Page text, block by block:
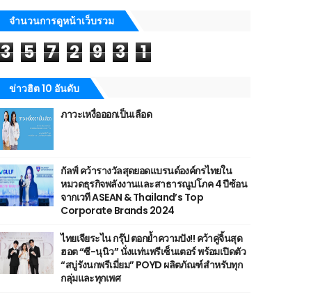
จำนวนการดูหน้าเว็บรวม
3 5 7 2 9 3 1
ข่าวฮิต 10 อันดับ
ภาวะเหงื่อออกเป็นเลือด
กัลฟ์ คว้ารางวัลสุดยอดแบรนด์องค์กรไทยใน
หมวดธุรกิจพลังงานและสาธารณูปโภค 4 ปีซ้อน
จากเวที ASEAN & Thailand’s Top
Corporate Brands 2024
ไทยเจียระไน กรุ๊ป ตอกย้ำความปัง!! คว้าคู่จิ้นสุด
ฮอต “ซี-นุนิว” นั่งแท่นพรีเซ็นเตอร์ พร้อมเปิดตัว
“สบู่รังนกพรีเมี่ยม” POYD ผลิตภัณฑ์สำหรับทุก
กลุ่มและทุกเพศ